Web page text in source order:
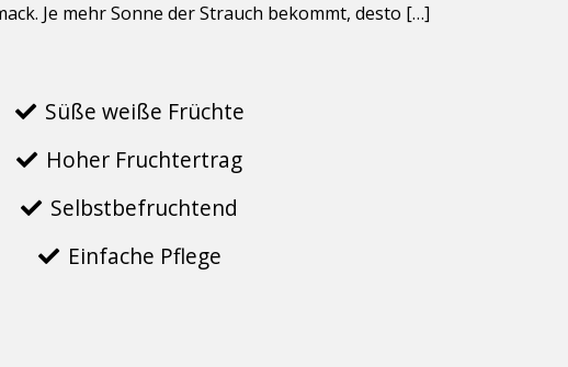
Je mehr Sonne der Strauch bekommt, desto […]
Süße weiße Früchte
Hoher Fruchtertrag
Selbstbefruchtend
Einfache Pflege